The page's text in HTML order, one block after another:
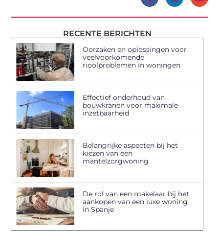
RECENTE BERICHTEN
Oorzaken en oplossingen voor
veelvoorkomende
rioolproblemen in woningen
Effectief onderhoud van
bouwkranen voor maximale
inzetbaarheid
Belangrijke aspecten bij het
kiezen van een
mantelzorgwoning
De rol van een makelaar bij het
aankopen van een luxe woning
in Spanje